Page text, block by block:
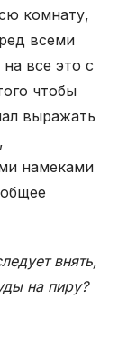
комнату,
всеми
все это с
чтобы
выражать
намеками
внять,
на пиру?